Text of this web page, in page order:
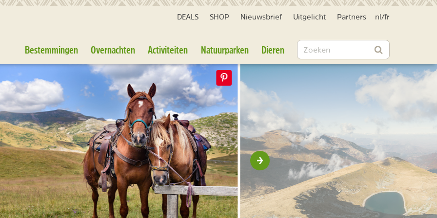
DEALS SHOP Nieuwsbrief Uitgelicht Partners nl /fr
Bestemmingen Overnachten Activiteiten Natuurparken Dieren Zoeken
Zoeken
Volgende